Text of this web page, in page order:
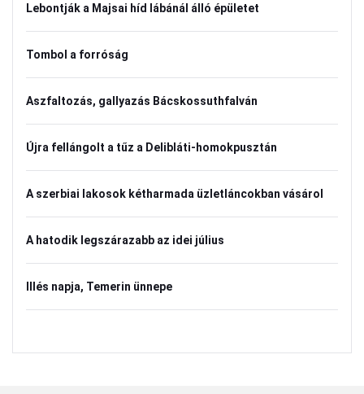
Lebontják a Majsai híd lábánál álló épületet
Tombol a forróság
Aszfaltozás, gallyazás Bácskossuthfalván
Újra fellángolt a tűz a Delibláti-homokpusztán
A szerbiai lakosok kétharmada üzletláncokban vásárol
A hatodik legszárazabb az idei július
Illés napja, Temerin ünnepe